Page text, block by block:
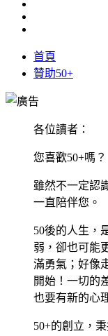
首頁
贊助50+
各位讀者：
您喜歡50+嗎？
雖然不一定認
一直陪伴您。
50後的人生，
弱，卻也可能
滿勇氣；好像
開始！一切的
也要有新的心
50+的創立，